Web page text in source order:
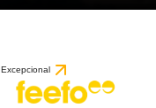
Excepcional